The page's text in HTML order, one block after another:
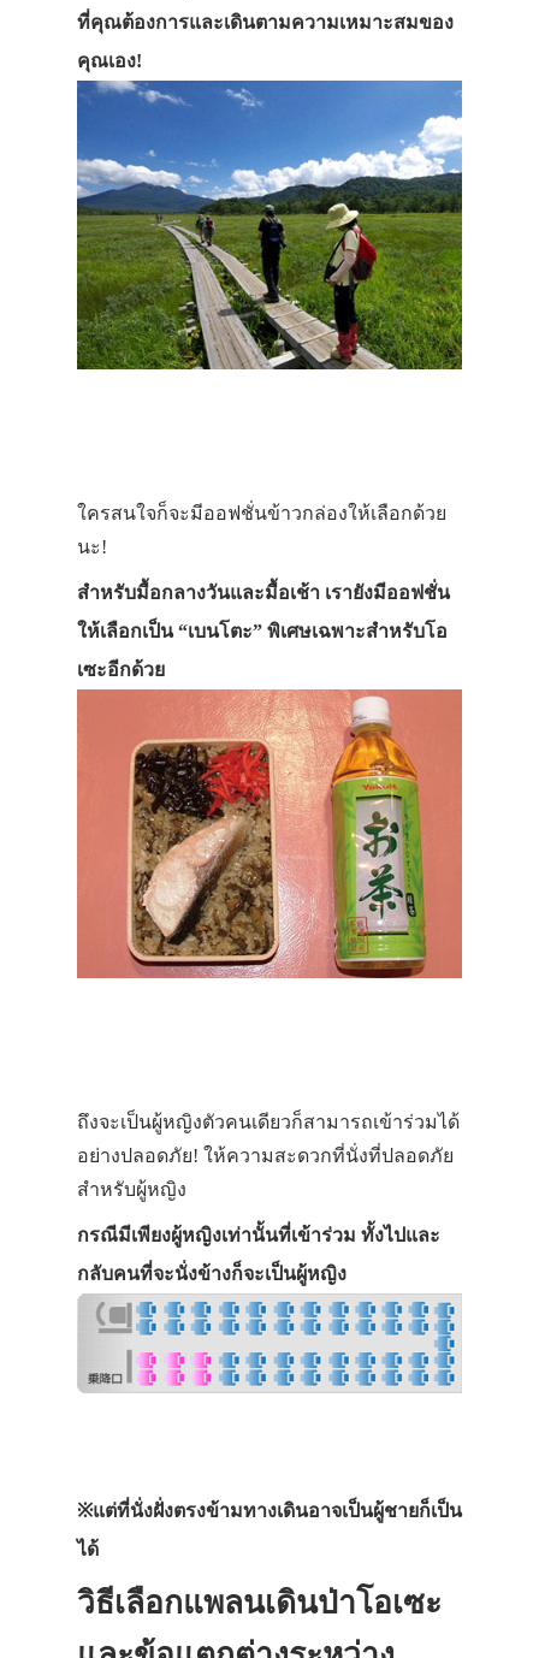
ที่คุณต้องการและเดินตามความเหมาะสมของ
คุณเอง!
ใครสนใจก็จะมีออฟชั่นข้าวกล่องให้เลือกด้วย
นะ!
สำหรับมื้อกลางวันและมื้อเช้า เรายังมีออฟชั่น
ให้เลือกเป็น “เบนโตะ” พิเศษเฉพาะสำหรับโอ
เซะอีกด้วย
ถึงจะเป็นผู้หญิงตัวคนเดียวก็สามารถเข้าร่วมได้
อย่างปลอดภัย! ให้ความสะดวกที่นั่งที่ปลอดภัย
สำหรับผู้หญิง
กรณีมีเพียงผู้หญิงเท่านั้นที่เข้าร่วม ทั้งไปและ
กลับคนที่จะนั่งข้างก็จะเป็นผู้หญิง
※แต่ที่นั่งฝั่งตรงข้ามทางเดินอาจเป็นผู้ชายก็เป็น
ได้
วิธีเลือกแพลนเดินป่าโอเซะ
ประเทศญี่ปุ่น
เอง
เดินทาง
ทัวร์